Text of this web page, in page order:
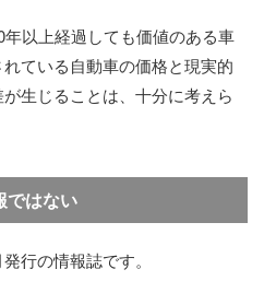
以上経過しても価値のある車
ている自動車の価格と現実的
生じることは、十分に考えら
ではない
行の情報誌です。